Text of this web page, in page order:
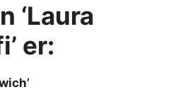
‘Laura
er: